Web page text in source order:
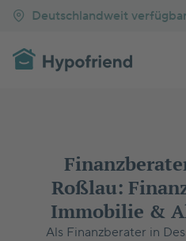
Deutschlandweit verfügbar
Roßlau:
Immobilie &
Als Finanzberater in